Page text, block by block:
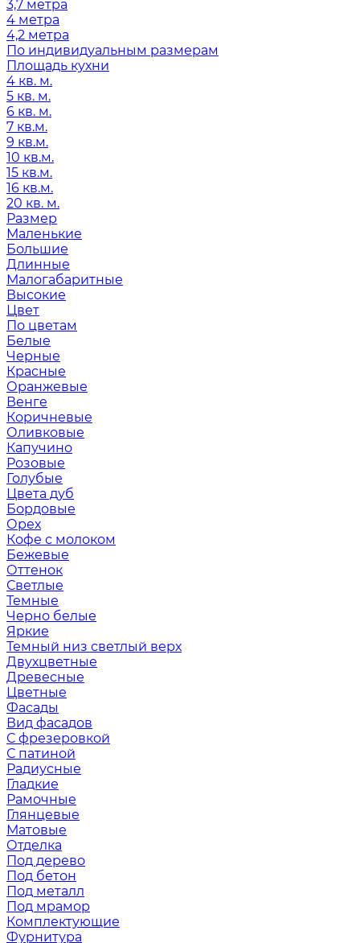
3,7 метра
4 метра
4,2 метра
По индивидуальным размерам
Площадь кухни
4 кв. м.
5 кв. м.
6 кв. м.
7 кв.м.
9 кв.м.
10 кв.м.
15 кв.м.
16 кв.м.
20 кв. м.
Размер
Маленькие
Большие
Длинные
Малогабаритные
Высокие
Цвет
По цветам
Белые
Черные
Красные
Оранжевые
Венге
Коричневые
Оливковые
Капучино
Розовые
Голубые
Цвета дуб
Бордовые
Орех
Кофе с молоком
Бежевые
Оттенок
Светлые
Темные
Черно белые
Яркие
Темный низ светлый верх
Двухцветные
Древесные
Цветные
Фасады
Вид фасадов
С фрезеровкой
С патиной
Радиусные
Гладкие
Рамочные
Глянцевые
Матовые
Отделка
Под дерево
Под бетон
Под металл
Под мрамор
Комплектующие
Фурнитура